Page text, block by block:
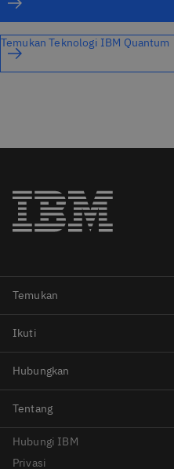
Temukan Teknologi IBM Quantum
Hubungi IBM
Privasi